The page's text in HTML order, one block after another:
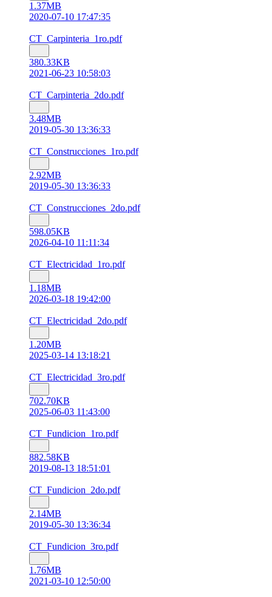
1.37MB
2020-07-10 17:47:35
CT_Carpinteria_1ro.pdf
380.33KB
2021-06-23 10:58:03
CT_Carpinteria_2do.pdf
3.48MB
2019-05-30 13:36:33
CT_Construcciones_1ro.pdf
2.92MB
2019-05-30 13:36:33
CT_Construcciones_2do.pdf
598.05KB
2026-04-10 11:11:34
CT_Electricidad_1ro.pdf
1.18MB
2026-03-18 19:42:00
CT_Electricidad_2do.pdf
1.20MB
2025-03-14 13:18:21
CT_Electricidad_3ro.pdf
702.70KB
2025-06-03 11:43:00
CT_Fundicion_1ro.pdf
882.58KB
2019-08-13 18:51:01
CT_Fundicion_2do.pdf
2.14MB
2019-05-30 13:36:34
CT_Fundicion_3ro.pdf
1.76MB
2021-03-10 12:50:00